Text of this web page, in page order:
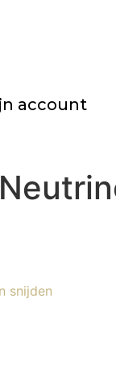
account
snijden